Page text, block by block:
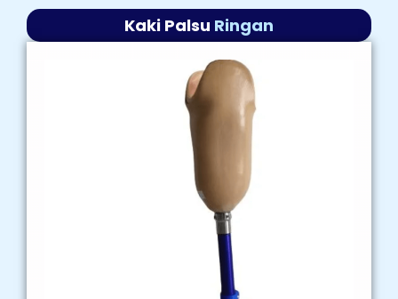
Kaki Palsu Ringan